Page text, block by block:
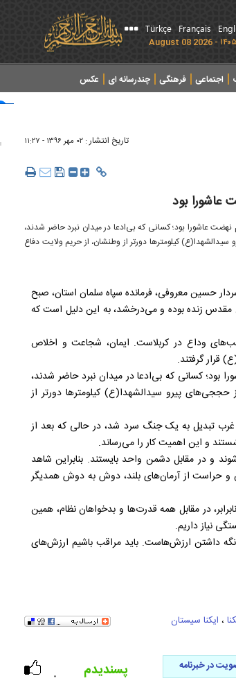
Français
Türkçe
اجتماعی فرهنگی چندرسانه ای عکس
تاریخ انتشار : ۰۲ مهر ۱۳۹۶ - ۱۱:۲۷
بود
عاشورا بود؛ کسانی که بی‌ادعا در میدان نبرد حاضر شدند،
کیلومترها دورتر از وطنشان، از حریم ولایت دفاع
حسین معروفی، فرمانده سپاه سلمان استان، صبح
مقدس زنده بوده و می‌درخشد، به این دلیل است که
وداع در کربلاست. ایمان، شجاعت و اخلاص
قرار گرفتند.
بود؛ کسانی که بی‌ادعا در میدان نبرد حاضر شدند،
حججی‌های پیرو سیدالشهدا(ع) کیلومترها دورتر از
تبدیل به یک جنگ سرد شد، در حالی که بعد از
و این اهمیت کار را می‌رساند.
و در مقابل دشمن واحد بایستند. بنابراین شاهد
و حراست از آرمان‌های بلند، دوش به دوش همدیگر
از مؤلفه‌های بزرگ جمهوری اسلامی در نبرد ۸ ساله نابرابر، در مقابل همه قدرت‌ها و بدخواهان نظام، همین
نیاز داریم.
نگه داشتن ارزش‌هاست. باید مراقب باشیم ارزش‌های
، ایکنا سیستان
در خبرنامه
۰ پسندیدم